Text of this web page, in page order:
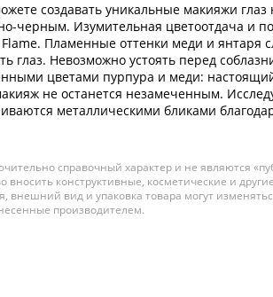
создавать уникальные макияжи
Изумительная цветоотдача и
Flame. Пламенные оттенки меди и
глаз. Невозможно устоять перед
цветами пурпура и меди:
не останется незамеченным.
металлическими бликами
справочный характер и не являются
вносить конструктивные, косметические и
внешний вид и упаковка товара могут
производителем.